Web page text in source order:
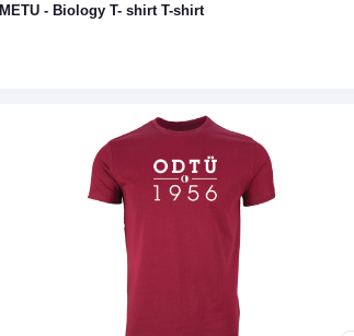
METU - Biology T- shirt T-shirt